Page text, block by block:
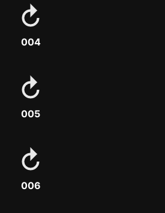
004
005
006